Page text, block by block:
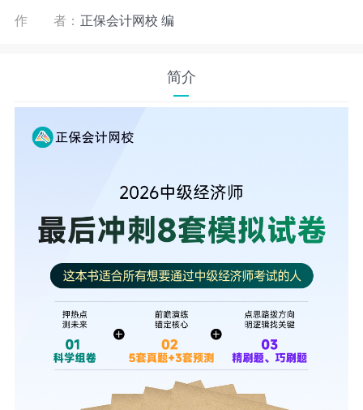
作 者： 正保会计网校 编
简介